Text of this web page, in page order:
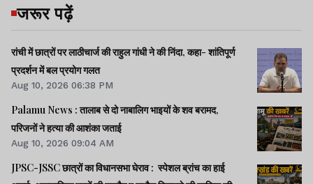
जरूर पढ़ें
रांची में छात्रों पर लाठीचार्ज की राहुल गांधी ने की निंदा, कहा- शांतिपूर्ण
प्रदर्शन में बल प्रयोग गलत
Aug 10, 2026 06:38 PM
Palamu News : तालाब से दो नाबालिग भाइयों के शव बरामद,
परिजनों ने हत्या की आशंका जताई
Aug 10, 2026 09:04 AM
JPSC-JSSC छात्रों का विधानसभा घेराव : स्पेशल ब्रांच का हाई